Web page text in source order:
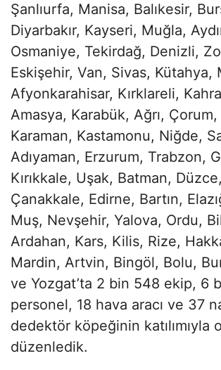
Şanlıurfa, Manisa, Balıkesir,
Diyarbakır, Kayseri, Muğla,
Osmaniye, Tekirdağ, Denizli,
Eskişehir, Van, Sivas, Kütahya,
Afyonkarahisar, Kırklareli,
Amasya, Karabük, Ağrı,
Karaman, Kastamonu, Niğde,
Adıyaman, Erzurum, Trabzon,
Kırıkkale, Uşak, Batman,
Çanakkale, Edirne, Bartın,
Muş, Nevşehir, Yalova, Ordu,
Ardahan, Kars, Kilis, Rize,
Mardin, Artvin, Bingöl, Bolu,
ve Yozgat’ta 2 bin 548 ekip, 6
personel, 18 hava aracı ve 37
dedektör köpeğinin katılımıyla
düzenledik.